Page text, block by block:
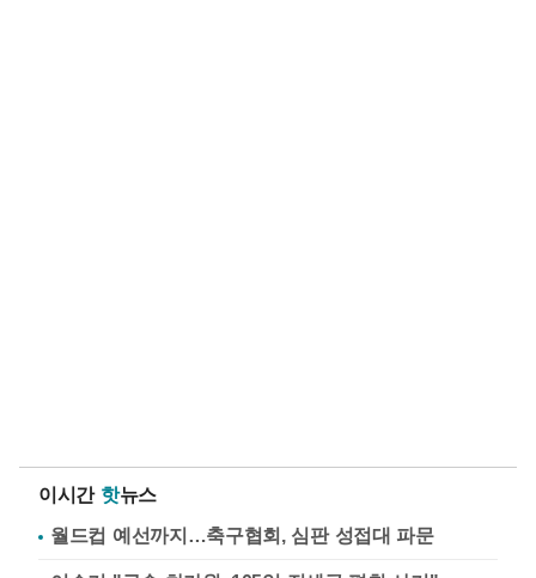
이시간 핫뉴스
월드컵 예선까지…축구협회, 심판 성접대 파문